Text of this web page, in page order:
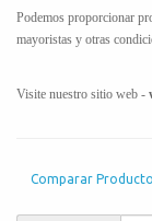
Podemos proporcionar
mayoristas y
Visite nuestro sitio web -
Comparar